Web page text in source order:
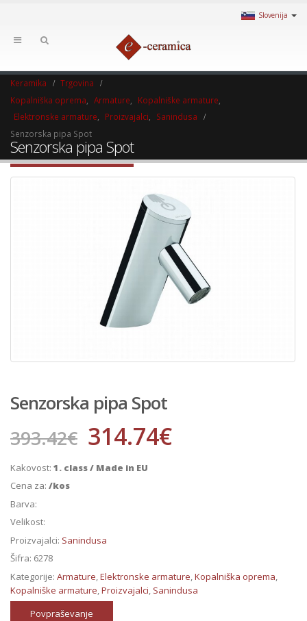
Slovenija
Keramika
Trgovina
Kopalniška oprema
Armature Kopalniške armature
Elektronske armature
Proizvajalci
Sanindusa
Senzorska pipa Spot
Senzorska pipa Spot
Senzorska pipa Spot
393.42€ 314.74€
Kakovost: 1. class / Made in EU
Cena za: /kos
Barva:
Velikost:
Proizvajalci: Sanindusa
Šifra: 6278
Kategorije: Armature,Elektronske armature,Kopalniška oprema,
Kopalniške armature,Proizvajalci, Sanindusa
Povpraševanje